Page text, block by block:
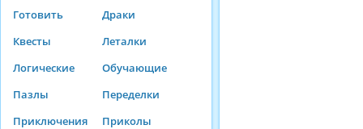
Готовить
Драки
Квесты
Леталки
Логические
Обучающие
Пазлы
Переделки
Приключения
Приколы